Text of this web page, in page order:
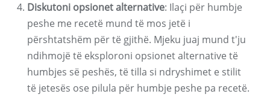
Diskutoni opsionet alternative: Ilaçi për humbje
peshe me recetë mund të mos jetë i
përshtatshëm për të gjithë. Mjeku juaj mund t'ju
ndihmojë të eksploroni opsionet alternative të
humbjes së peshës, të tilla si ndryshimet e stilit
të jetesës ose pilula për humbje peshe pa recetë.